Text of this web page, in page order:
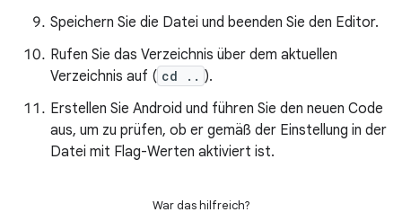
Speichern Sie die Datei und beenden Sie den Editor.
Rufen Sie das Verzeichnis über dem aktuellen
Verzeichnis auf ( cd .. ).
Erstellen Sie Android und führen Sie den neuen Code
aus, um zu prüfen, ob er gemäß der Einstellung in der
Datei mit Flag-Werten aktiviert ist.
War das hilfreich?